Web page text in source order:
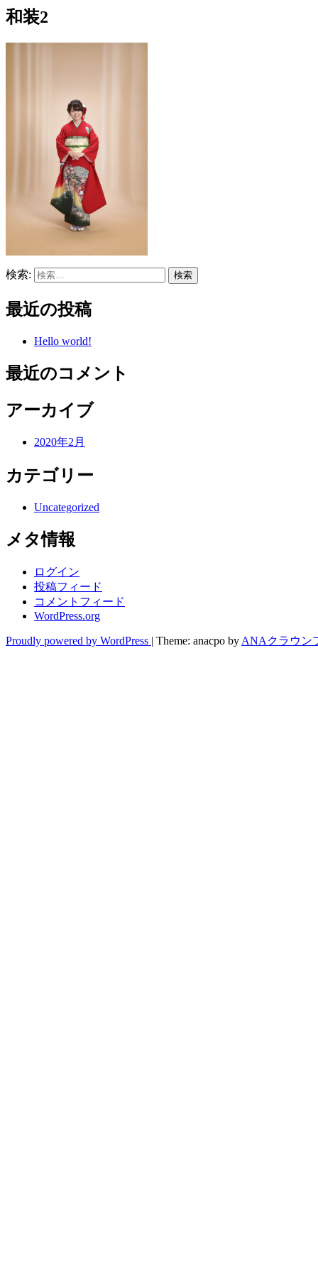
和装2
検索:
最近の投稿
Hello world!
最近のコメント
アーカイブ
2020年2月
カテゴリー
Uncategorized
メタ情報
ログイン
投稿フィード
コメントフィード
WordPress.org
Proudly powered by WordPress | Theme: anacpo by ANAクラウン